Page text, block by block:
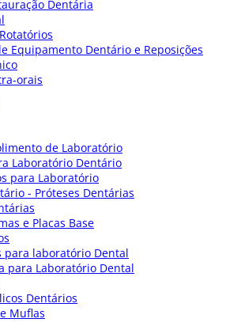
Dentária
Equipamento Dentário e Reposições
orais
de Laboratório
Laboratório Dentário
para Laboratório
- Próteses Dentárias
e Placas Base
para laboratório Dental
para Laboratório Dental
Dentários
Muflas